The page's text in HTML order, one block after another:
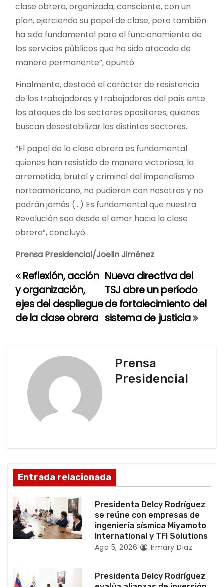
clase obrera, organizada, consciente, con un
plan, ejerciendo su papel de clase, pero también
ha sido fundamental para el funcionamiento de
los servicios públicos que ha sido atacada de
manera permanente”, apuntó.
Finalmente, destacó el carácter de resistencia
de los trabajadores y trabajadoras del país ante
los ataques de los sectores opositores, quienes
buscan desestabilizar los distintos sectores.
“El papel de la clase obrera es fundamental
quienes han resistido de manera victoriosa, la
arremetida, brutal y criminal del imperialismo
norteamericano, no pudieron con nosotros y no
podrán jamás (…) Es fundamental que nuestra
Revolución sea desde el amor hacia la clase
obrera”, concluyó.
Prensa Presidencial/Joelin Jiménez
N
a
v
n
d
e
e
t
Nueva directiva del
TSJ abre un período
de fortalecimiento del
sistema de justicia
Reflexión, acción
y organización,
ejes del despliegue
de la clase obrera
Prensa
Presidencial
Entrada relacionada
Presidenta Delcy Rodríguez
se reúne con empresas de
ingeniería sísmica Miyamoto
International y TFI Solutions
Ago 5, 2026 Irmary Diaz
Presidenta Delcy Rodríguez